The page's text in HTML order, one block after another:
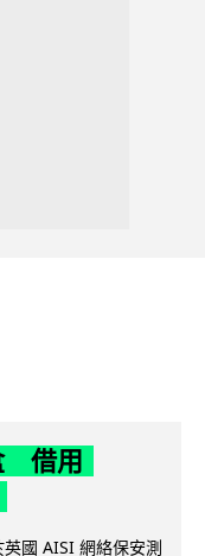
借用
國 AISI 網絡保安測